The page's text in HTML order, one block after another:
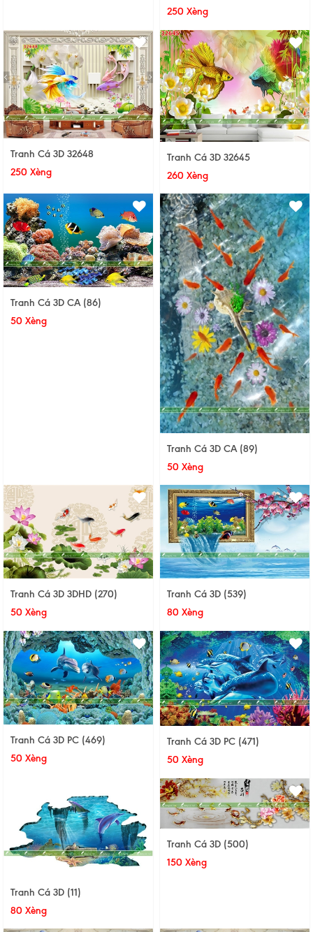
250 Xèng
Tranh Cá 3D 32648
250 Xèng
Tranh Cá 3D 32645
260 Xèng
Tranh Cá 3D CA (86)
50 Xèng
Tranh Cá 3D CA (89)
50 Xèng
Tranh Cá 3D 3DHD (270)
50 Xèng
Tranh Cá 3D (539)
80 Xèng
Tranh Cá 3D PC (469)
50 Xèng
Tranh Cá 3D PC (471)
50 Xèng
Tranh Cá 3D (11)
80 Xèng
Tranh Cá 3D (500)
150 Xèng